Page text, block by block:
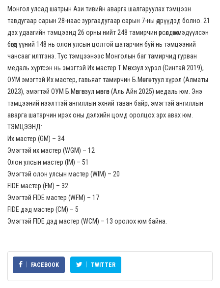
Монгол улсад шатрын Ази тивийн аварга шалгаруулах тэмцээн
тавдугаар сарын 28-наас зургаадугаар сарын 7-ны өдрүүдэд болно. 21
дэх удаагийн тэмцээнд 26 орны нийт 248 тамирчин өрсөлдөхөө мэдүүлсэн
бөгөөд үүний 148 нь олон улсын цолтой шатарчин буй нь тэмцээний
чансааг илтгэнэ. Тус тэмцээнээс Монголын баг тамирчид гурван
медаль хүртсэн нь эмэгтэй Их мастер Т.Мөнхзул хүрэл (Синтай 2019),
ОУМ эмэгтэй Их мастер, гавьяат тамирчин Б.Мөнгөнтуул хүрэл (Алматы
2023), эмэгтэй ОУМ Б.Мөнгөнзул мөнгөн (Аль Айн 2025) медаль юм. Энэ
тэмцээний нээлттэй ангиллын эхний таван байр, эмэгтэй ангиллын
аварга шатарчин ирэх оны дэлхийн цомд оролцох эрх авах юм.
ТЭМЦЭЭНД:
Их мастер (GM) – 34
Эмэгтэй их мастер (WGM) – 12
Олон улсын мастер (IM) – 51
Эмэгтэй олон улсын мастер (WIM) – 20
FIDE мастер (FM) – 32
Эмэгтэй FIDE мастер (WFM) – 17
FIDE дэд мастер (CM) – 5
Эмэгтэй FIDE дэд мастер (WCM) – 13 оролох юм байна.
FACEBOOK TWITTER